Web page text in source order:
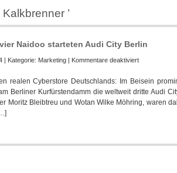
’
Naidoo starteten Audi City Berlin
| Kategorie: Marketing | Kommentare deaktiviertfür
Kalkbrenner
und
Xavier
City
realen Cyberstore Deutschlands: Im Beisein
Berliner Kurfürstendamm die weltweit dritte Audi
Moritz Bleibtreu und Wotan Wilke Möhring, waren